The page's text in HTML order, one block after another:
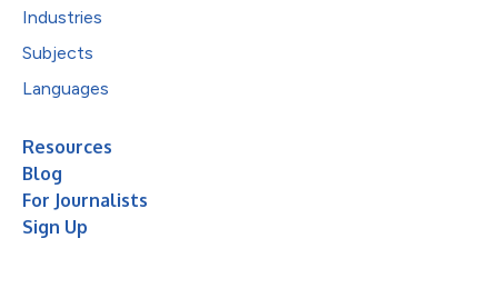
Industries
Subjects
Languages
Resources
Blog
For Journalists
Sign Up